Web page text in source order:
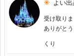
よい
受け取りま
ありがと
くり